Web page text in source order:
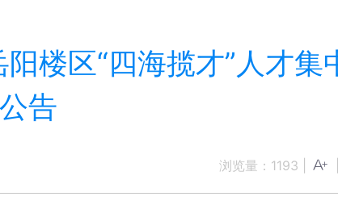
楼区“四海揽才”人才集
告
浏览量： 1193